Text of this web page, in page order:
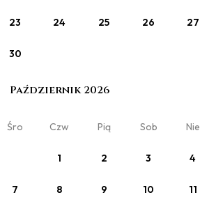
23 24 25 26 27
30
Październik 2026
Śro Czw Pią Sob Nie
1 2 3 4
7 8 9 10 11